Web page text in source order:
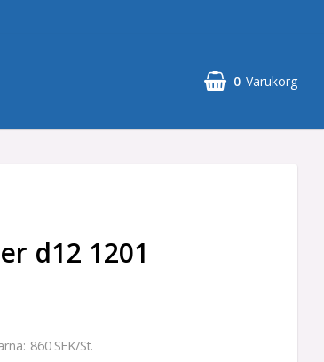
0 Varukorg
d12 1201
860 SEK/St.